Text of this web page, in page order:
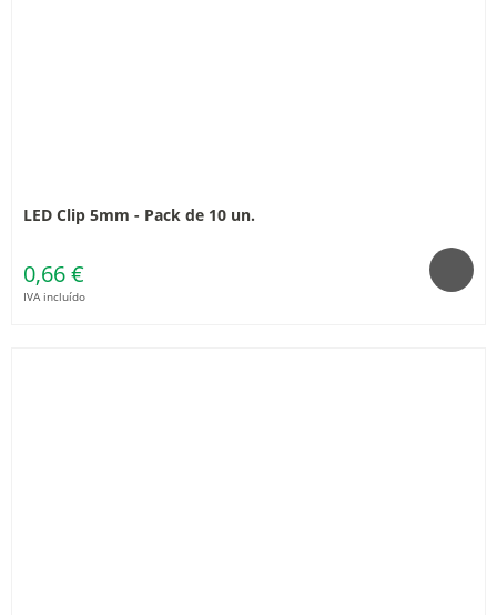
LED Clip 5mm - Pack de 10 un.
0,66 €
IVA incluído